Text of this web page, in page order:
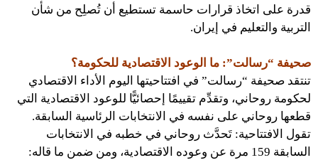
قدرة على اتخاذ قرارات حاسمة تستطيع أن تُصلِح من شأن
التربية والتعليم في إيران.
صحيفة “رسالت”: ما الوعود الاقتصادية للحكومة؟
تنتقد صحيفة “رسالت” في افتتاحيتها اليوم الأداء الاقتصادي
لحكومة روحاني، وتقدِّم تقييمًا إحصائيًّا للوعود الاقتصادية التي
قطعها روحاني على نفسه في الانتخابات الرئاسية السابقة.
تقول الافتتاحية: تَحدَّث روحاني في خطبه في الانتخابات
السابقة 159 مرة عن وعوده الاقتصادية، ومن ضمن ما قاله: